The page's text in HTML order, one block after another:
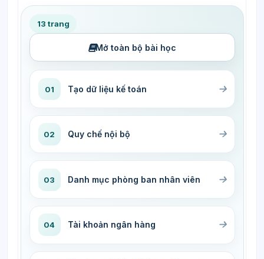
13 trang
Mở toàn bộ bài học
01 Tạo dữ liệu kế toán
02 Quy chế nội bộ
03 Danh mục phòng ban nhân viên
04 Tài khoản ngân hàng